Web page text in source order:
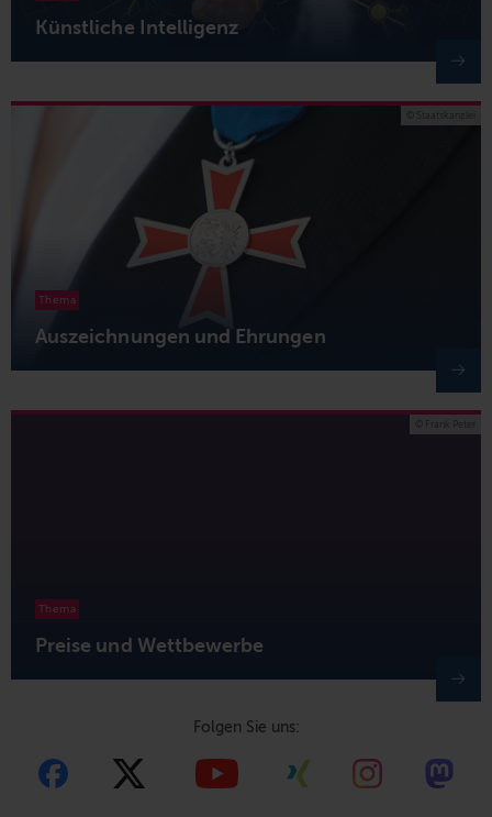
Künstliche Intelligenz
Auszeichnungen und Ehrungen
Thema
© Staatskanzlei
Preise und Wett­bewerbe
Thema
© Frank Peter
Folgen Sie uns: